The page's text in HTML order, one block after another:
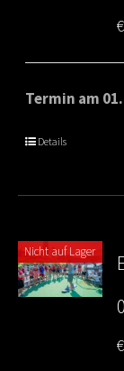
€
Termin am
Details
Nicht auf Lager
€